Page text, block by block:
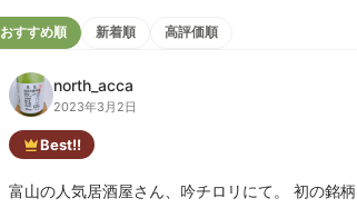
おすすめ順 新着順 高評価順
north_acca
2023年3月2日
Best!!
富山の人気居酒屋さん、吟チロリにて。 初の銘